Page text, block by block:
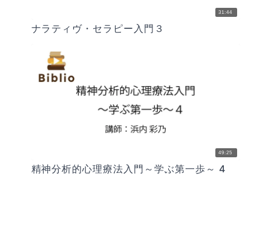
31:44
ナラティヴ・セラピー入門３
49:25
精神分析的心理療法入門～学ぶ第一歩～ 4